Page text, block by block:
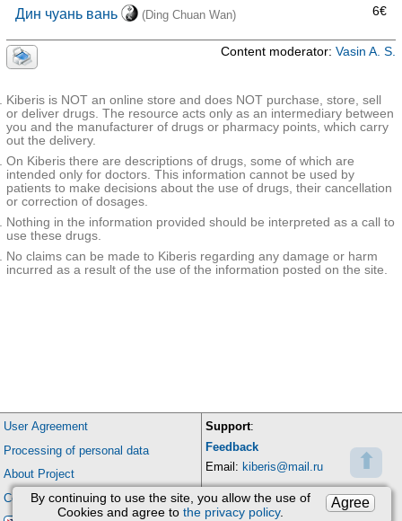
⬆
Agree
By continuing to use the site, you allow the use of
Cookies and agree to the privacy policy.
6€
Дин чуань вань (Ding Chuan Wan)
Content moderator:Vasin A. S.
Kiberis is NOT an online store and does NOT purchase, store, sell
or deliver drugs. The resource acts only as an intermediary between
you and the manufacturer of drugs or pharmacy points, which carry
out the delivery.
On Kiberis there are descriptions of drugs, some of which are
intended only for doctors. This information cannot be used by
patients to make decisions about the use of drugs, their cancellation
or correction of dosages.
Nothing in the information provided should be interpreted as a call to
use these drugs.
No claims can be made to Kiberis regarding any damage or harm
incurred as a result of the use of the information posted on the site.
User Agreement
Processing of personal data
About Project
Contacts
Support:
Feedback
Email: kiberis@mail.ru